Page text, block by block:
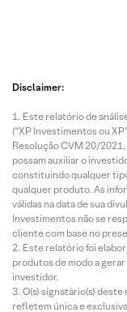
Disclaimer:
Este relatório de
(“XP Investimentos ou
Resolução CVM 20/
possam auxiliar o
constituindo qualquer
qualquer produto. As
válidas na data de sua
Investimentos não se
cliente com base no
Este relatório foi
produtos de modo a
investidor.
O(s) signatário(s)
refletem única e